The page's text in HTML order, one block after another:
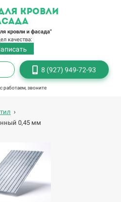
кровли
кровли и фасада"
качества:
8 (927) 949-72-93
работаем, звоните
›
0,45 мм